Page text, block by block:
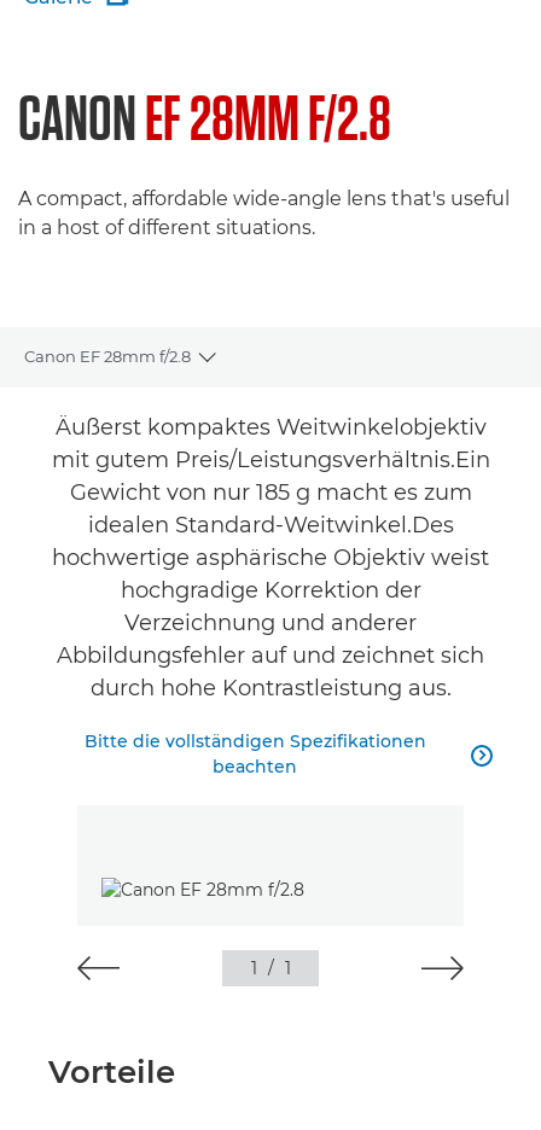
CANONEF 28MM F/2.8
A compact, affordable wide-angle lens that's useful
in a host of different situations.
Canon EF 28mm f/2.8
Toggle breadcrumbs
Übersicht
Technische Daten
Äußerst kompaktes Weitwinkelobjektiv
mit gutem Preis/Leistungsverhältnis.Ein
Gewicht von nur 185 g macht es zum
idealen Standard-Weitwinkel.Des
hochwertige asphärische Objektiv weist
hochgradige Korrektion der
Verzeichnung und anderer
Abbildungsfehler auf und zeichnet sich
durch hohe Kontrastleistung aus.
Bitte die vollständigen Spezifikationen
beachten

1 / 1
Vorteile